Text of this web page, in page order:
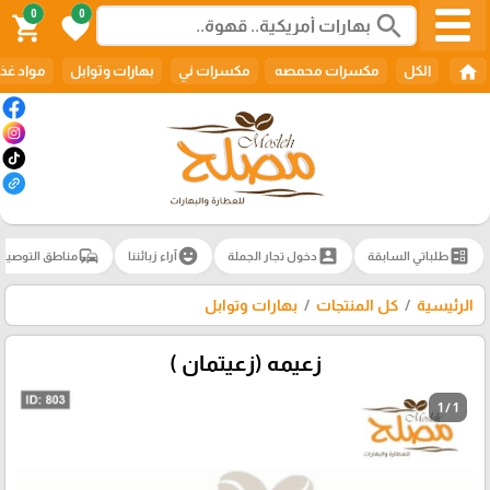
search
0
favorite
0
shopping_cart
home الكل مكسرات محمصه مكسرات ني بهارات وتوابل مواد
ballotطلباتي السابقة account_box دخول تجار الجملة emoji_emotionsآراء زبائننا commuteمناطق
الرئيسية كل المنتجات بهارات وتوابل
زعيمه (زعيتمان )
1 / 1